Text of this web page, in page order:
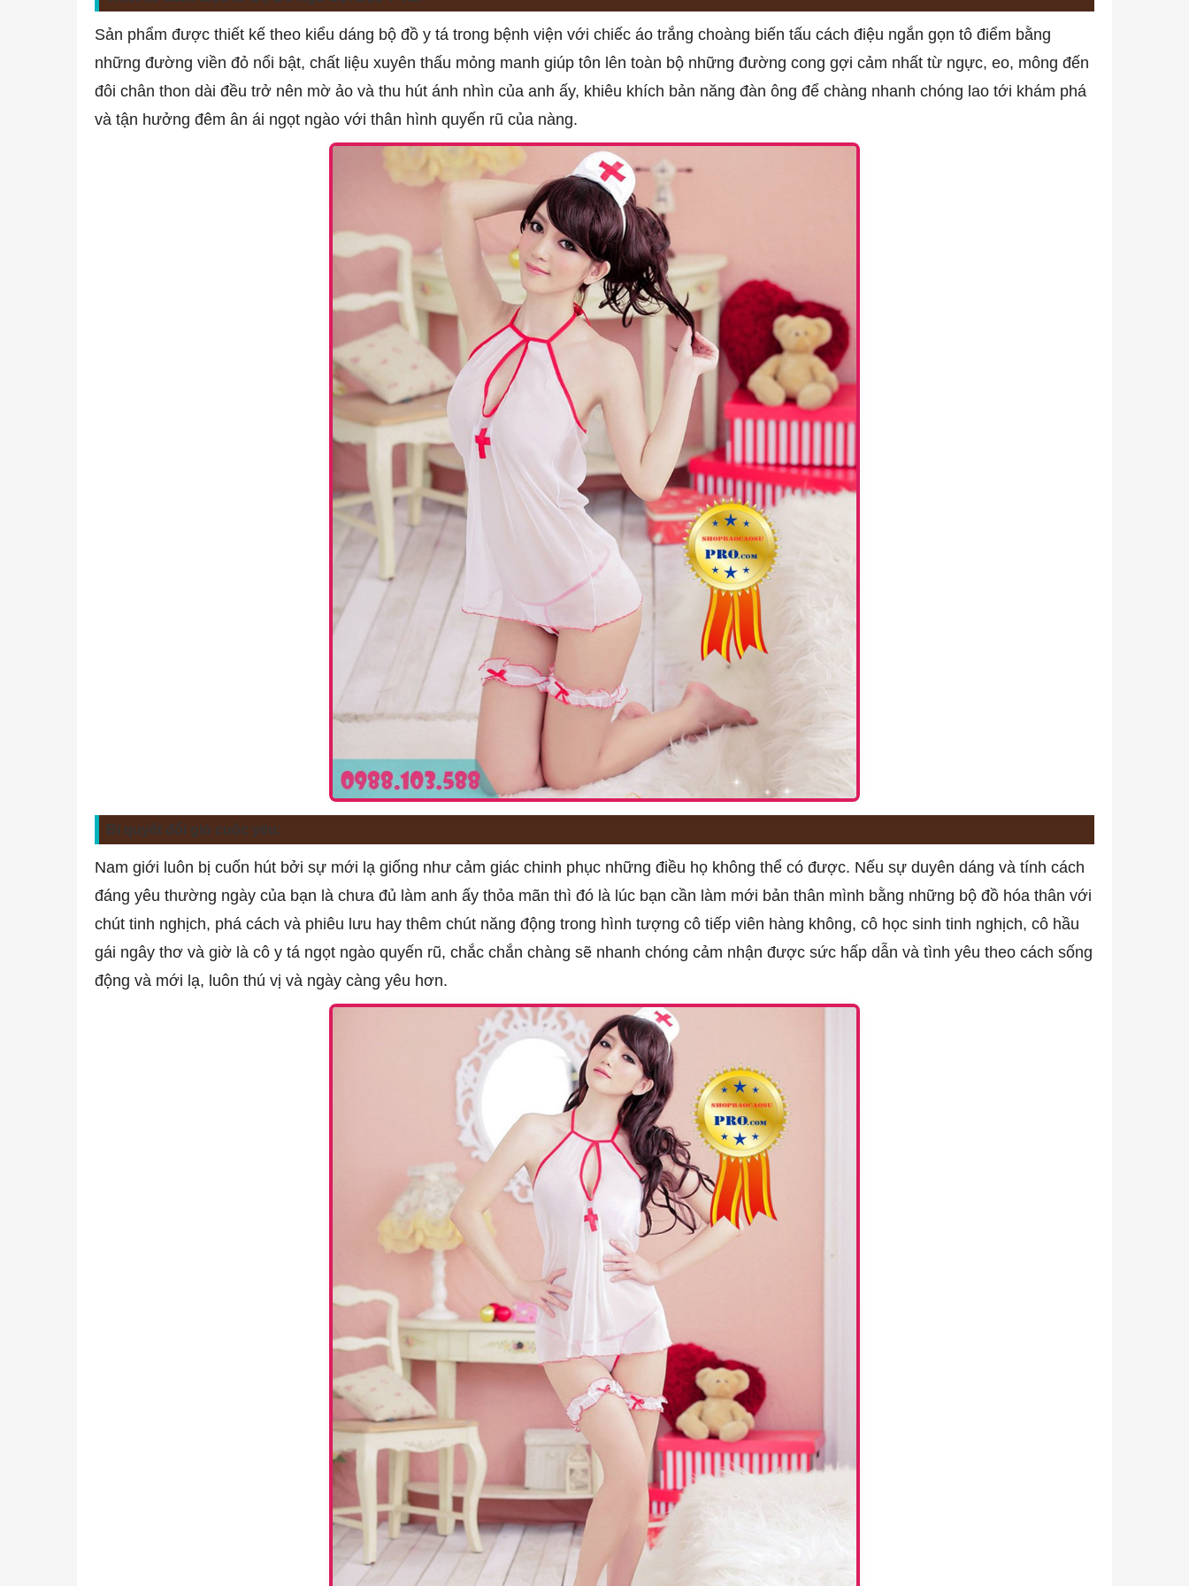
Sản phẩm được thiết kế theo kiểu dáng bộ đồ y tá trong bệnh viện với chiếc áo trắng choàng biến tấu cách điệu ngắn gọn tô điểm bằng
những đường viền đỏ nổi bật, chất liệu xuyên thấu mỏng manh giúp tôn lên toàn bộ những đường cong gợi cảm nhất từ ngực, eo, mông đến
đôi chân thon dài đều trở nên mờ ảo và thu hút ánh nhìn của anh ấy, khiêu khích bản năng đàn ông để chàng nhanh chóng lao tới khám phá
và tận hưởng đêm ân ái ngọt ngào với thân hình quyến rũ của nàng.
Bí quyết đổi gió cuộc yêu:
Nam giới luôn bị cuốn hút bởi sự mới lạ giống như cảm giác chinh phục những điều họ không thể có được. Nếu sự duyên dáng và tính cách
đáng yêu thường ngày của bạn là chưa đủ làm anh ấy thỏa mãn thì đó là lúc bạn cần làm mới bản thân mình bằng những bộ đồ hóa thân với
chút tinh nghịch, phá cách và phiêu lưu hay thêm chút năng động trong hình tượng cô tiếp viên hàng không, cô học sinh tinh nghịch, cô hầu
gái ngây thơ và giờ là cô y tá ngọt ngào quyến rũ, chắc chắn chàng sẽ nhanh chóng cảm nhận được sức hấp dẫn và tình yêu theo cách sống
động và mới lạ, luôn thú vị và ngày càng yêu hơn.